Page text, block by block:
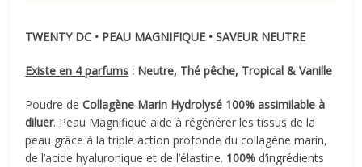
TWENTY DC • PEAU MAGNIFIQUE • SAVEUR NEUTRE
Existe en 4 parfums : Neutre, Thé pêche, Tropical & Vanille
Poudre deCollagène Marin Hydrolysé 100% assimilable à
diluer. Peau Magnifique aide à régénérer les tissus de la
peau grâce à la triple action profonde du collagène marin,
de l’acide hyaluronique et de l’élastine. 100% d’ingrédients